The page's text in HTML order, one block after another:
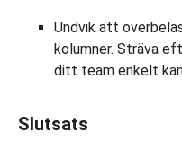
Undvik att
kolumner. Sträva
ditt team enkelt
Slutsats